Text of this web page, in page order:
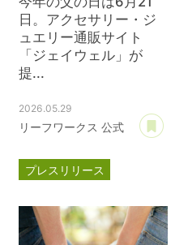
あとで読む
日。アクセサリー・ジ
ュエリー通販サイト
「ジェイウェル」が
提...
2026.05.29
リーフワークス 公式
プレスリリース